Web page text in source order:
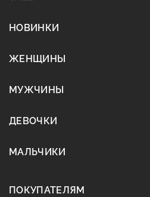
НОВИНКИ
ЖЕНЩИНЫ
МУЖЧИНЫ
ДЕВОЧКИ
МАЛЬЧИКИ
ПОКУПАТЕЛЯМ